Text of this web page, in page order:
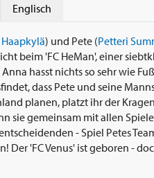
Englisch
) und Pete (Petteri
beim 'FC HeMan', einer
hasst nichts so sehr wie
dass Pete und seine
planen, platzt ihr der
sie gemeinsam mit allen
- Spiel Petes
Der 'FC Venus' ist geboren -